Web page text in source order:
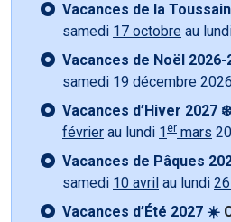
Vacances de la
samedi 17 octobre au
Vacances de Noël 2026-
samedi 19 décembre
Vacances d’Hiver 2027
février au lundi 1 er mars
Vacances de Pâques
samedi 10 avril au lundi
Vacances d’Été 2027 ☀️